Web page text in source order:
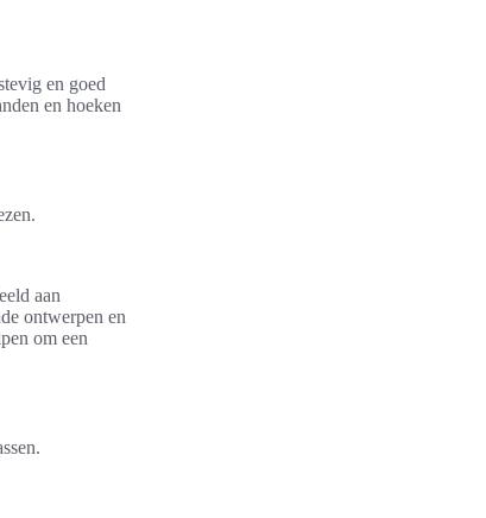
en goed
en hoeken
aan
ontwerpen en
om een